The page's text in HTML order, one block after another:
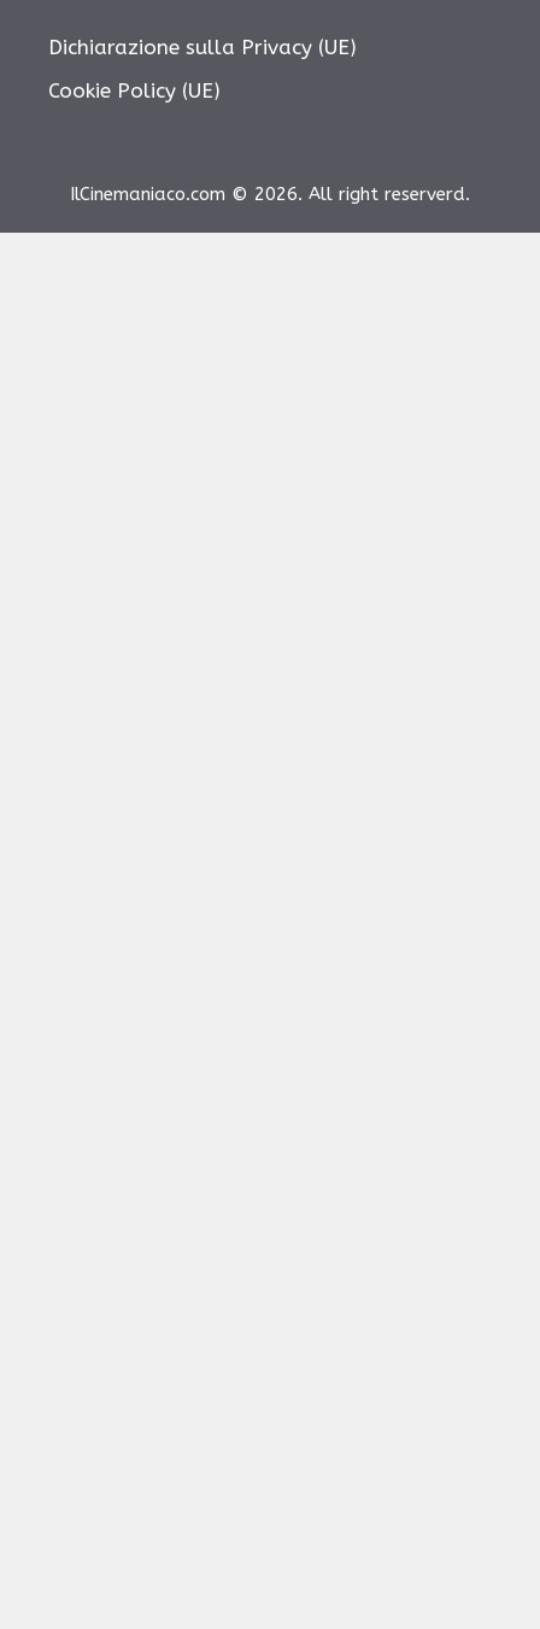
Dichiarazione sulla Privacy (UE)
Cookie Policy (UE)
IlCinemaniaco.com © 2026. All right reserverd.